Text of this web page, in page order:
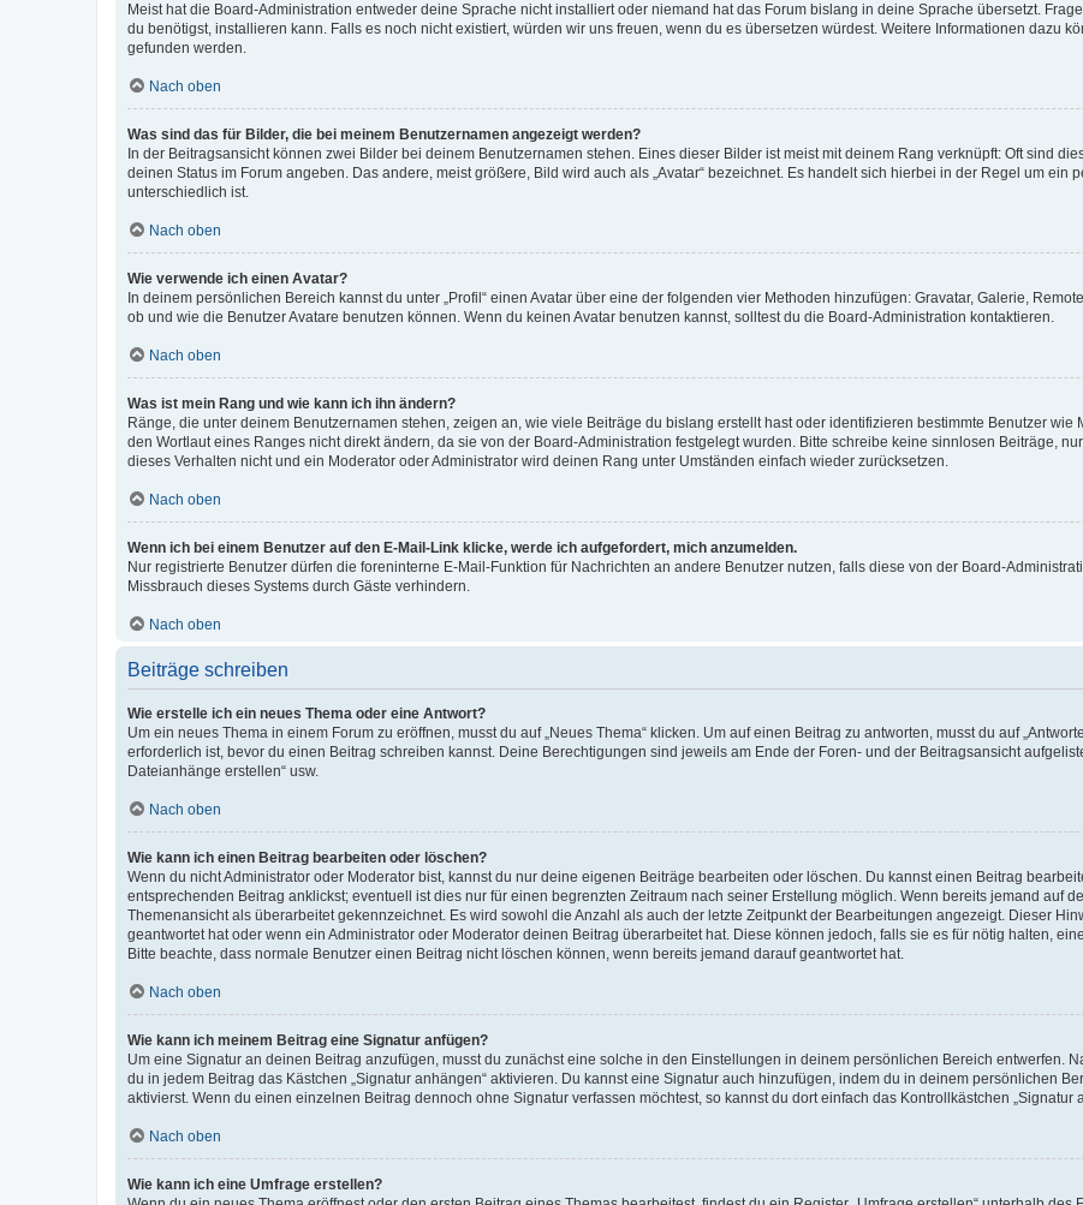
Meist hat die Board-Administration entweder deine Sprache nicht installiert oder niemand hat das Forum bislang in deine Sprache übersetzt.
du benötigst, installieren kann. Falls es noch nicht existiert, würden wir uns freuen, wenn du es übersetzen würdest. Weitere Informationen dazu
gefunden werden.
Nach oben
Was sind das für Bilder, die bei meinem Benutzernamen angezeigt werden?
In der Beitragsansicht können zwei Bilder bei deinem Benutzernamen stehen. Eines dieser Bilder ist meist mit deinem Rang verknüpft: Oft sind
deinen Status im Forum angeben. Das andere, meist größere, Bild wird auch als „Avatar“ bezeichnet. Es handelt sich hierbei in der Regel um ein
unterschiedlich ist.
Nach oben
Wie verwende ich einen Avatar?
In deinem persönlichen Bereich kannst du unter „Profil“ einen Avatar über eine der folgenden vier Methoden hinzufügen: Gravatar, Galerie,
ob und wie die Benutzer Avatare benutzen können. Wenn du keinen Avatar benutzen kannst, solltest du die Board-Administration kontaktieren.
Nach oben
Was ist mein Rang und wie kann ich ihn ändern?
Ränge, die unter deinem Benutzernamen stehen, zeigen an, wie viele Beiträge du bislang erstellt hast oder identifizieren bestimmte Benutzer
den Wortlaut eines Ranges nicht direkt ändern, da sie von der Board-Administration festgelegt wurden. Bitte schreibe keine sinnlosen Beiträge,
dieses Verhalten nicht und ein Moderator oder Administrator wird deinen Rang unter Umständen einfach wieder zurücksetzen.
Nach oben
Wenn ich bei einem Benutzer auf den E-Mail-Link klicke, werde ich aufgefordert, mich anzumelden.
Nur registrierte Benutzer dürfen die foreninterne E-Mail-Funktion für Nachrichten an andere Benutzer nutzen, falls diese von der Board-
Missbrauch dieses Systems durch Gäste verhindern.
Nach oben
Beiträge schreiben
Wie erstelle ich ein neues Thema oder eine Antwort?
Um ein neues Thema in einem Forum zu eröffnen, musst du auf „Neues Thema“ klicken. Um auf einen Beitrag zu antworten, musst du auf
erforderlich ist, bevor du einen Beitrag schreiben kannst. Deine Berechtigungen sind jeweils am Ende der Foren- und der Beitragsansicht
Dateianhänge erstellen“ usw.
Nach oben
Wie kann ich einen Beitrag bearbeiten oder löschen?
Wenn du nicht Administrator oder Moderator bist, kannst du nur deine eigenen Beiträge bearbeiten oder löschen. Du kannst einen Beitrag
entsprechenden Beitrag anklickst; eventuell ist dies nur für einen begrenzten Zeitraum nach seiner Erstellung möglich. Wenn bereits jemand auf
Themenansicht als überarbeitet gekennzeichnet. Es wird sowohl die Anzahl als auch der letzte Zeitpunkt der Bearbeitungen angezeigt. Dieser
geantwortet hat oder wenn ein Administrator oder Moderator deinen Beitrag überarbeitet hat. Diese können jedoch, falls sie es für nötig halten,
Bitte beachte, dass normale Benutzer einen Beitrag nicht löschen können, wenn bereits jemand darauf geantwortet hat.
Nach oben
Wie kann ich meinem Beitrag eine Signatur anfügen?
Um eine Signatur an deinen Beitrag anzufügen, musst du zunächst eine solche in den Einstellungen in deinem persönlichen Bereich entwerfen.
du in jedem Beitrag das Kästchen „Signatur anhängen“ aktivieren. Du kannst eine Signatur auch hinzufügen, indem du in deinem persönlichen
aktivierst. Wenn du einen einzelnen Beitrag dennoch ohne Signatur verfassen möchtest, so kannst du dort einfach das Kontrollkästchen „Signatur
Nach oben
Wie kann ich eine Umfrage erstellen?